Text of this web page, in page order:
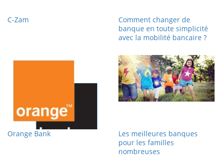
C-Zam
Comment changer de
banque en toute simplicité
avec la mobilité bancaire ?
Orange Bank
Les meilleures banques
pour les familles
nombreuses